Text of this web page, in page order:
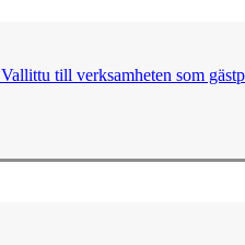
till verksamheten som